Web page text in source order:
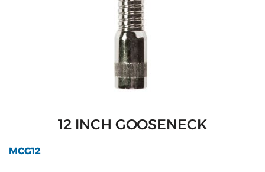
12 INCH GOOSENECK
MCG12